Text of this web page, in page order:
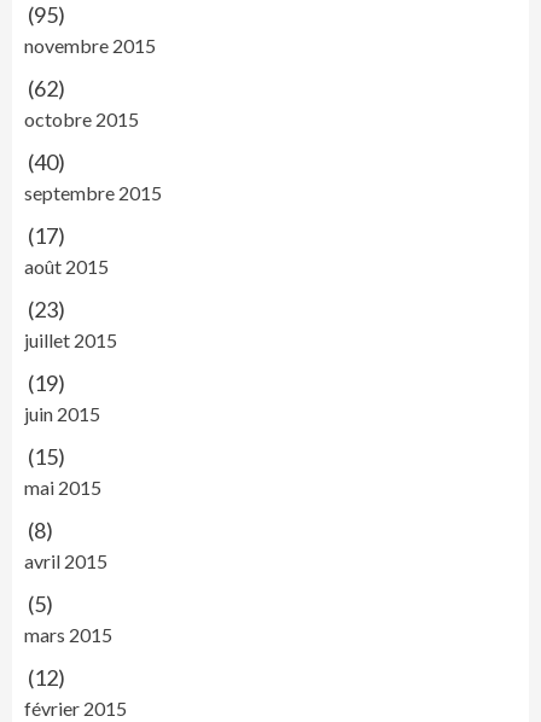
(95)
novembre 2015
(62)
octobre 2015
(40)
septembre 2015
(17)
août 2015
(23)
juillet 2015
(19)
juin 2015
(15)
mai 2015
(8)
avril 2015
(5)
mars 2015
(12)
février 2015